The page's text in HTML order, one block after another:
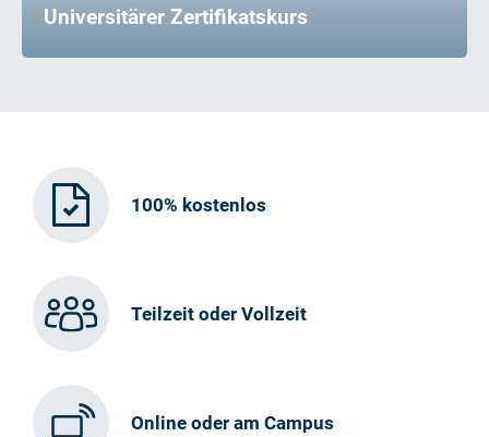
Universitärer Zertifikatskurs
100% kostenlos
Teilzeit oder Vollzeit
Online oder am Campus